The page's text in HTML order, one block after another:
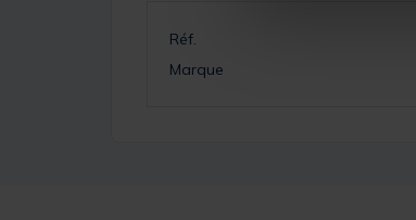
Réf.
Marque